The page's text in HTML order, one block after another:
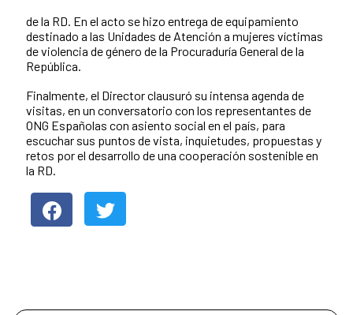
de la RD. En el acto se hizo entrega de equipamiento
destinado a las Unidades de Atención a mujeres víctimas
de violencia de género de la Procuraduría General de la
República.
Finalmente, el Director clausuró su intensa agenda de
visitas, en un conversatorio con los representantes de
ONG Españolas con asiento social en el país, para
escuchar sus puntos de vista, inquietudes, propuestas y
retos por el desarrollo de una cooperación sostenible en
la RD.